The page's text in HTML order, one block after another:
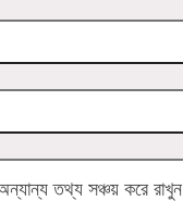
তথ্য সঞ্চয় করে রাখুন